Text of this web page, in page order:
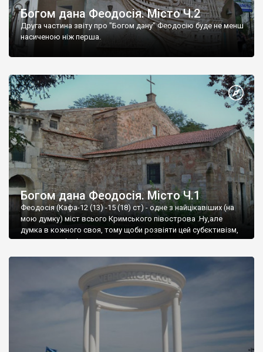
Богом дана Феодосія. Місто Ч.2
Друга частина звіту про "Богом дану" Феодосію буде не менш
насиченою ніж перша.
Богом дана Феодосія. Місто Ч.1
Феодосія (Кафа-12 (13) -15 (18) ст) - одне з найцікавіших (на
мою думку) міст всього Кримського півострова .Ну,але
думка в кожного своя, тому щоби розвіяти цей субєктивізм,
запрошую відвідати це